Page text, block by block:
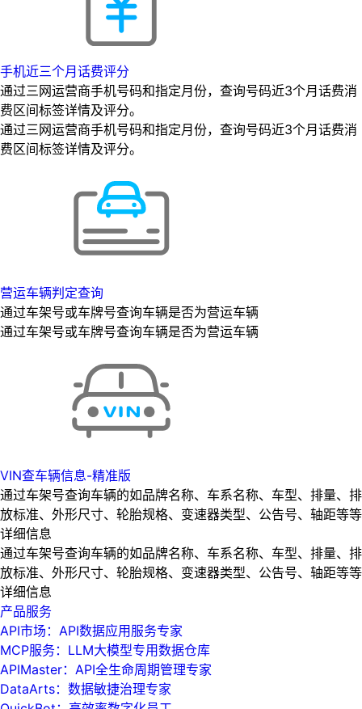
手机近三个月话费评分
通过三网运营商手机号码和指定月份，查询号码近3个月话费消
费区间标签详情及评分。
通过三网运营商手机号码和指定月份，查询号码近3个月话费消
费区间标签详情及评分。
营运车辆判定查询
通过车架号或车牌号查询车辆是否为营运车辆
通过车架号或车牌号查询车辆是否为营运车辆
VIN查车辆信息-精准版
通过车架号查询车辆的如品牌名称、车系名称、车型、排量、排
放标准、外形尺寸、轮胎规格、变速器类型、公告号、轴距等等
详细信息
通过车架号查询车辆的如品牌名称、车系名称、车型、排量、排
放标准、外形尺寸、轮胎规格、变速器类型、公告号、轴距等等
详细信息
产品服务
API市场：API数据应用服务专家
MCP服务：LLM大模型专用数据仓库
APIMaster：API全生命周期管理专家
DataArts：数据敏捷治理专家